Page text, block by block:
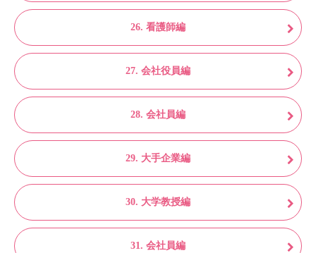
26. 看護師編
27. 会社役員編
28. 会社員編
29. 大手企業編
30. 大学教授編
31. 会社員編